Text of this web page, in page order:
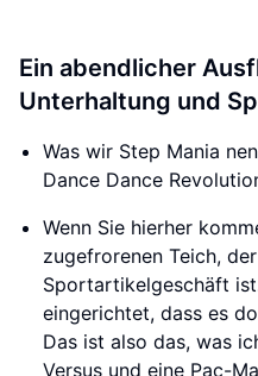
Ein abendlicher
Unterhaltung und
Was wir Step Mania
Dance Dance
Wenn Sie hierher
zugefrorenen Teich,
Sportartikelgeschäft
eingerichtet, dass es
Das ist also das, was
Versus und eine Pac-